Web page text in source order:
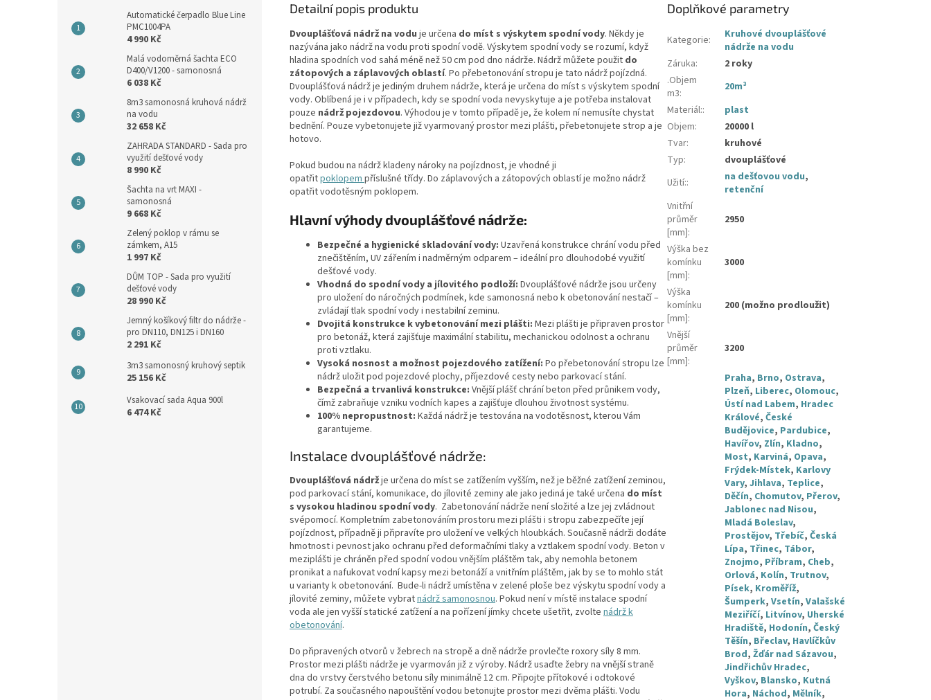
Automatické čerpadlo Blue Line
PMC1004PA
4 990 Kč
Malá vodoměrná šachta ECO
D400/V1200 - samonosná
6 038 Kč
8m3 samonosná kruhová nádrž
na vodu
32 658 Kč
ZAHRADA STANDARD - Sada pro
využití dešťové vody
8 990 Kč
Šachta na vrt MAXI -
samonosná
9 668 Kč
Zelený poklop v rámu se
zámkem, A15
1 997 Kč
DŮM TOP - Sada pro využití
dešťové vody
28 990 Kč
Jemný košíkový filtr do nádrže -
pro DN110, DN125 i DN160
2 291 Kč
3m3 samonosný kruhový septik
25 156 Kč
Vsakovací sada Aqua 900l
6 474 Kč
Detailní popis produktu
Dvouplášťová nádrž na vodu je určena do míst s výskytem spodní vody. Někdy je
nazývána jako nádrž na vodu proti spodní vodě. Výskytem spodní vody se rozumí, když
hladina spodních vod sahá méně než 50 cm pod dno nádrže. Nádrž můžete použit do
zátopových a záplavových oblastí. Po přebetonování stropu je tato nádrž pojízdná.
Dvouplášťová nádrž je jediným druhem nádrže, která je určena do míst s výskytem spodní
vody. Oblíbená je i v případech, kdy se spodní voda nevyskytuje a je potřeba instalovat
pouze nádrž pojezdovou. Výhodou je v tomto případě je, že kolem ní nemusíte chystat
bednění. Pouze vybetonujete již vyarmovaný prostor mezi plášti, přebetonujete strop a je
hotovo.
Pokud budou na nádrž kladeny nároky na pojízdnost, je vhodné ji
opatřitpoklopempříslušné třídy. Do záplavových a zátopových oblastí je možno nádrž
opatřit vodotěsným poklopem.
Hlavní výhody dvouplášťové nádrže:
Bezpečné a hygienické skladování vody: Uzavřená konstrukce chrání vodu před
znečištěním, UV zářením i nadměrným odparem – ideální pro dlouhodobé využití
dešťové vody.
Vhodná do spodní vody a jílovitého podloží: Dvouplášťové nádrže jsou určeny
pro uložení do náročných podmínek, kde samonosná nebo k obetonování nestačí –
zvládají tlak spodní vody i nestabilní zeminu.
Dvojitá konstrukce k vybetonování mezi plášti: Mezi plášti je připraven prostor
pro betonáž, která zajišťuje maximální stabilitu, mechanickou odolnost a ochranu
proti vztlaku.
Vysoká nosnost a možnost pojezdového zatížení: Po přebetonování stropu lze
nádrž uložit pod pojezdové plochy, příjezdové cesty nebo parkovací stání.
Bezpečná a trvanlivá konstrukce: Vnější plášť chrání beton před průnikem vody,
čímž zabraňuje vzniku vodních kapes a zajišťuje dlouhou životnost systému.
100% nepropustnost: Každá nádrž je testována na vodotěsnost, kterou Vám
garantujeme.
Instalace dvouplášťové nádrže:
Dvouplášťová nádržje určena do míst se zatížením vyšším, než je běžné zatížení zeminou,
pod parkovací stání, komunikace, do jílovité zeminy ale jako jediná je také určena do míst
s vysokou hladinou spodní vody. Zabetonování nádrže není složité a lze jej zvládnout
svépomocí. Kompletním zabetonováním prostoru mezi plášti i stropu zabezpečíte její
pojízdnost, případně ji připravíte pro uložení ve velkých hloubkách. Současně nádrži dodáte
hmotnost i pevnost jako ochranu před deformačními tlaky a vztlakem spodní vody. Beton v
meziplášti je chráněn před spodní vodou vnějším pláštěm tak, aby nemohla betonem
pronikat a nafukovat vodní kapsy mezi betonáží a vnitřním pláštěm, jak by se to mohlo stát
u varianty k obetonování. Bude-li nádrž umístěna v zelené ploše bez výskytu spodní vody a
jílovité zeminy, můžete vybratnádrž samonosnou. Pokud není v místě instalace spodní
voda ale jen vyšší statické zatížení a na pořízení jímky chcete ušetřit, zvolte nádrž k
obetonování.
Do připravených otvorů v žebrech na stropě a dně nádrže provlečte roxory síly 8 mm.
Prostor mezi plášti nádrže je vyarmován již z výroby. Nádrž usaďte žebry na vnější straně
dna do vrstvy čerstvého betonu síly minimálně 12 cm. Připojte přítokové i odtokové
potrubí. Za současného napouštění vodou betonujte prostor mezi dvěma plášti. Vodu
Doplňkové parametry
Kategorie:
Kruhové dvouplášťové
nádrže na vodu
Záruka:
2 roky
.Objem
m3:
20m³
Materiál::
plast
Objem:
20000 l
Tvar:
kruhové
Typ:
dvouplášťové
Užití:: na dešťovou vodu,
retenční
Vnitřní
průměr
[mm]:
2950
Výška bez
komínku
[mm]:
3000
Výška
komínku
[mm]:
200 (možno prodloužit)
Vnější
průměr
[mm]:
3200
Praha, Brno, Ostrava,
Plzeň, Liberec, Olomouc,
Ústí nad Labem, Hradec
Králové,České
Budějovice, Pardubice,
Havířov, Zlín, Kladno,
Most, Karviná, Opava,
Frýdek-Místek, Karlovy
Vary,Jihlava, Teplice,
Děčín, Chomutov, Přerov,
Jablonec nad Nisou,
Mladá Boleslav,
Prostějov, Třebíč,Česká
Lípa, Třinec, Tábor,
Znojmo, Příbram, Cheb,
Orlová, Kolín, Trutnov,
Písek, Kroměříž,
Šumperk,Vsetín,Valašské
Meziříčí, Litvínov, Uherské
Hradiště, Hodonín,Český
Těšín, Břeclav, Havlíčkův
Brod,Žďár nad Sázavou,
Jindřichův Hradec,
Vyškov, Blansko, Kutná
Hora, Náchod, Mělník,